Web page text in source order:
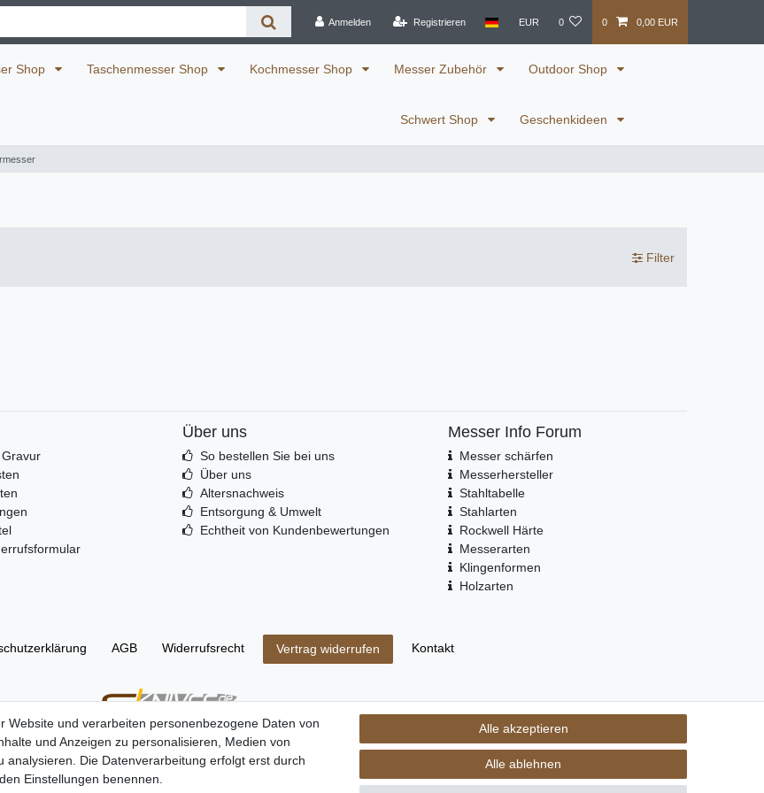
Anmelden Registrieren EUR 0 0 0,00 EUR
Shop Taschenmesser Shop Kochmesser Shop Messer Zubehör Outdoor Shop
Schwert Shop Geschenkideen
Filter
Über uns
So bestellen Sie bei uns
Über uns
Altersnachweis
Entsorgung & Umwelt
Echtheit von Kundenbewertungen
Messer Info Forum
Messer schärfen
Messerhersteller
Stahltabelle
Stahlarten
Rockwell Härte
Messerarten
Klingenformen
Holzarten
AGB Widerrufs­recht Vertrag widerrufen Kontakt
Versandkosten. Alle Grafiken und Warenzeichen auf dieser Seite unterliegen dem Recht der jeweiligen Eigentümer. copyright © 2026 Fa. eKnives.de
und verarbeiten personenbezogene Daten von
und Anzeigen zu personalisieren, Medien von
Die Datenverarbeitung erfolgt erst durch
Einstellungen benennen.
Alle akzeptieren
Alle ablehnen